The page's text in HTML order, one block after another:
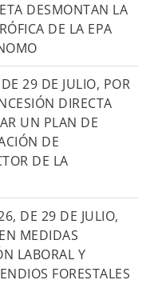
DESMONTAN LA
DE LA EPA
29 DE JULIO, POR
DIRECTA
UN PLAN DE
DE
DE LA
DE 29 DE JULIO,
MEDIDAS
LABORAL Y
FORESTALES